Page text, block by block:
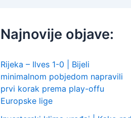
o
rNajnovije objave:
Rijeka – Ilves 1-0 | Bijeli
minimalnom pobjedom napravili
prvi korak prema play-offu
Europske lige